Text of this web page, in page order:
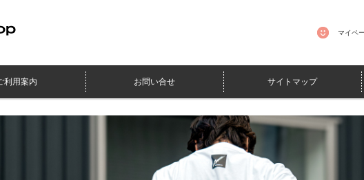
マイペ
利用案内 お問い合せ サイトマップ